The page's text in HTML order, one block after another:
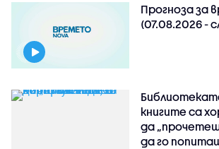
Прогноза за
(07.08.2026 -
книгите са
да
да го